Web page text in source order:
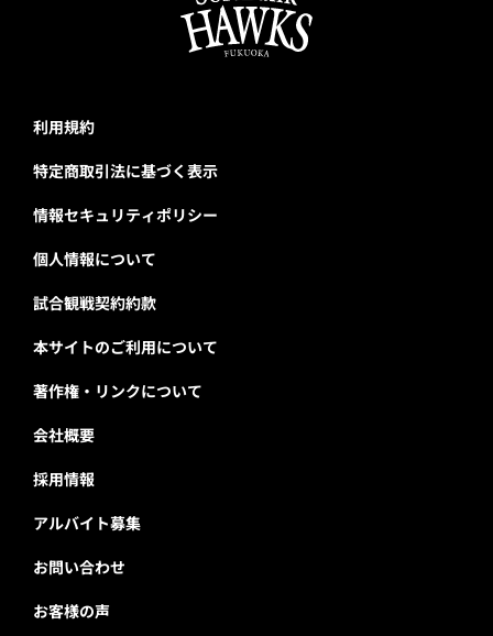
利用規約
特定商取引法に基づく表示
情報セキュリティポリシー
個人情報について
試合観戦契約約款
本サイトのご利用について
著作権・リンクについて
会社概要
採用情報
アルバイト募集
お問い合わせ
お客様の声